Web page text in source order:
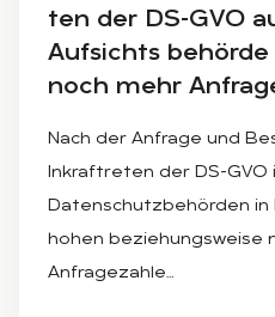
ten der DS-GVO
Auf­sichts
noch mehr
Nach der Anfrage und
Inkraftreten der DS-GVO
Datenschutzbehörden in
hohen beziehungsweise
Anfragezahle…